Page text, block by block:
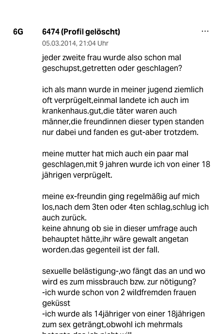
6G 6474 (Profil gelöscht)
05.03.2014, 21:04 Uhr
jeder zweite frau wurde also schon mal
geschupst,getretten oder geschlagen?
ich als mann wurde in meiner jugend ziemlich
oft verprügelt,einmal landete ich auch im
krankenhaus.gut,die täter waren auch
männer,die freundinnen dieser typen standen
nur dabei und fanden es gut-aber trotzdem.
meine mutter hat mich auch ein paar mal
geschlagen,mit 9 jahren wurde ich von einer 18
jährigen verprügelt.
meine ex-freundin ging regelmäßig auf mich
los,nach dem 3ten oder 4ten schlag,schlug ich
auch zurück.
keine ahnung ob sie in dieser umfrage auch
behauptet hätte,ihr wäre gewalt angetan
worden.das gegenteil ist der fall.
sexuelle belästigung-,wo fängt das an und wo
wird es zum missbrauch bzw. zur nötigung?
-ich wurde schon von 2 wildfremden frauen
geküsst
-ich wurde als 14jähriger von einer 18jährigen
zum sex geträngt,obwohl ich mehrmals